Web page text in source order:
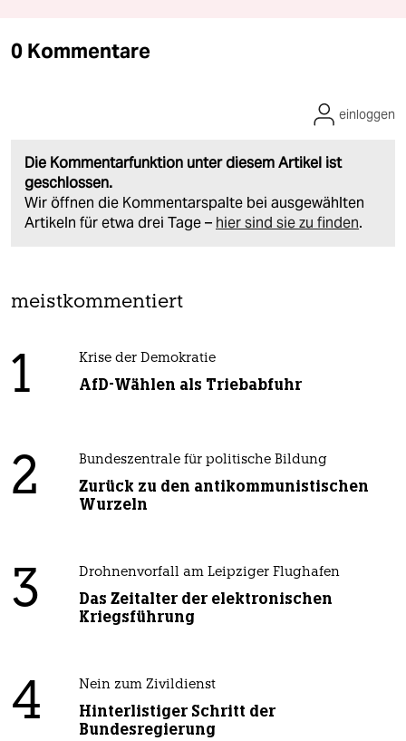
0 Kommentare
Die Kommentarfunktion unter diesem Artikel ist
geschlossen.
Wir öffnen die Kommentarspalte bei ausgewählten
Artikeln für etwa drei Tage – hier sind sie zu finden.
einloggen
meistkommentiert
1 Krise der Demokratie
AfD-Wählen als Triebabfuhr
2 Bundeszentrale für politische Bildung
Zurück zu den antikommunistischen
Wurzeln
3 Drohnenvorfall am Leipziger Flughafen
Das Zeitalter der elektronischen
Kriegsführung
4 Nein zum Zivildienst
Hinterlistiger Schritt der
Bundesregierung